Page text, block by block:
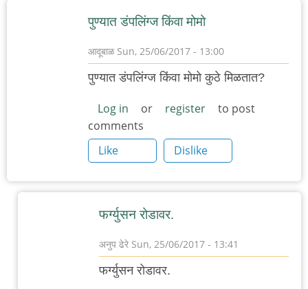
पुण्यात डंपलिंग्ज किंवा मोमो
आदूबाळSun, 25/06/2017 - 13:00
पुण्यात डंपलिंग्ज किंवा मोमो कुठे मिळतात?
Log in or register
to post
comments
Like
Dislike
फ‌र्ग्युस‌न रोडाव‌र‌.
अनुप ढेरे Sun, 25/06/2017 - 13:41
reply
फ‌र्ग्युस‌न रोडाव‌र‌.